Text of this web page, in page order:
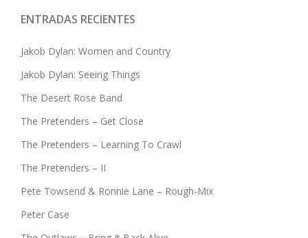
ENTRADAS RECIENTES
Jakob Dylan: Women and Country
Jakob Dylan: Seeing Things
The Desert Rose Band
The Pretenders – Get Close
The Pretenders – Learning To Crawl
The Pretenders – II
Pete Towsend & Ronnie Lane – Rough-Mix
Peter Case